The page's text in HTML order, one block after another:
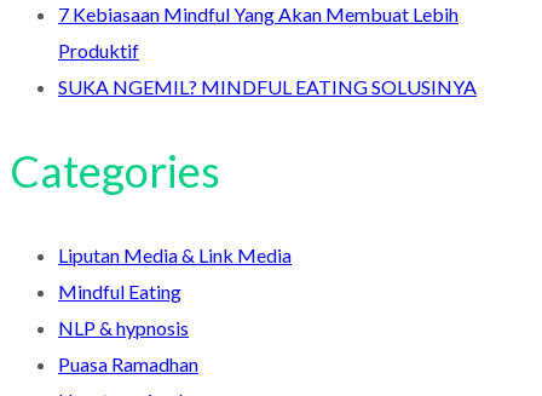
7 Kebiasaan Mindful Yang Akan Membuat Lebih
Produktif
SUKA NGEMIL? MINDFUL EATING SOLUSINYA
Categories
Liputan Media & Link Media
Mindful Eating
NLP & hypnosis
Puasa Ramadhan